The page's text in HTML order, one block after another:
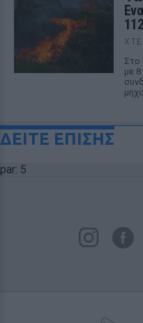
112
Στο
με
ΔΕΙΤΕ ΕΠΙΣΗΣ
par: 5